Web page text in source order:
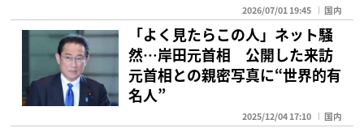
2026/07/01 19:45 国内
「よく見たらこの人」ネット騒
然…岸田元首相 公開した来訪
元首相との親密写真に“世界的有
名人”
2025/12/04 17:10 国内